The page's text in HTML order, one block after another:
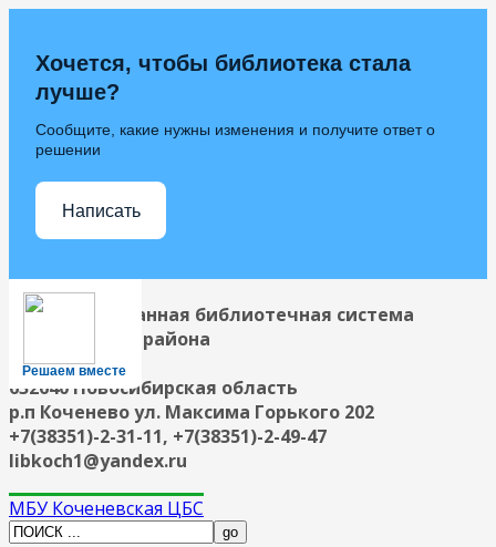
Решаем вместе
Хочется, чтобы библиотека стала
лучше?
Сообщите, какие нужны изменения и получите ответ о
решении
Написать
Централизованная библиотечная система
Коченевского района
632640 Новосибирская область
р.п Коченево ул. Максима Горького 202
+7(38351)-2-31-11, +7(38351)-2-49-47
libkoch1@yandex.ru
МБУ Коченевская ЦБС